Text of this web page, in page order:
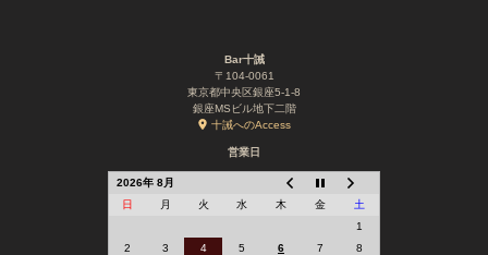
Bar十誡
〒104-0061
東京都中央区銀座5-1-8
銀座MSビル地下二階
十誡へのAccess
営業日
2026年 8月
日
月 火 水 木 金
土
1
2
3 4 5 6 7
8